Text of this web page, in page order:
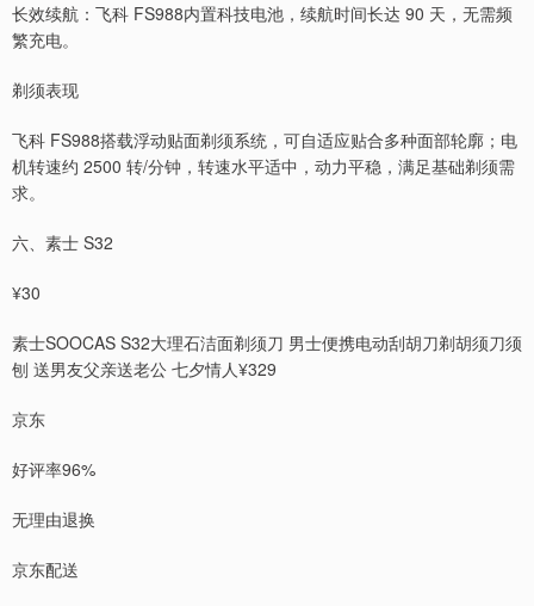
长效续航：飞科 FS988内置科技电池，续航时间长达 90 天，无需频
繁充电。
剃须表现
飞科 FS988搭载浮动贴面剃须系统，可自适应贴合多种面部轮廓；电
机转速约 2500 转/分钟，转速水平适中，动力平稳，满足基础剃须需
求。
六、素士 S32
¥30
素士SOOCAS S32大理石洁面剃须刀 男士便携电动刮胡刀剃胡须刀须
刨 送男友父亲送老公 七夕情人¥329
京东
好评率96%
无理由退换
京东配送